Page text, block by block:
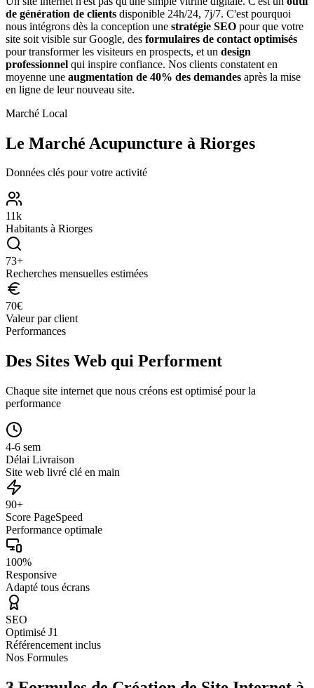
de génération de clients disponible 24h/24, 7j/7. C'est pourquoi
nous intégrons dès la conception une stratégie SEO pour que votre
site soit visible sur Google, des formulaires de contact optimisés
pour transformer les visiteurs en prospects, et un design
professionnel qui inspire confiance. Nos clients constatent en
moyenne une augmentation de 40% des demandes après la mise
en ligne de leur nouveau site.
Marché Local
Le Marché Acupuncture à Riorges
Données clés pour votre activité
11k
Habitants à Riorges
73+
Recherches mensuelles estimées
70€
Valeur par client
Performances
Des Sites Web qui Performent
Chaque site internet que nous créons est optimisé pour la
performance
4-6 sem
Délai Livraison
Site web livré clé en main
90+
Score PageSpeed
Performance optimale
100%
Responsive
Adapté tous écrans
SEO
Optimisé J1
Référencement inclus
Nos Formules